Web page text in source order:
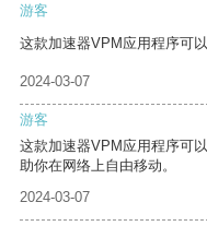
游客
这款加速器VPM应用程序可
2024-03-07
游客
这款加速器VPM应用程序可
助你在网络上自由移动。
2024-03-07